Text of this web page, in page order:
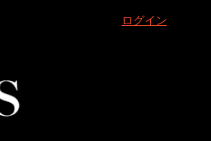
ログイン